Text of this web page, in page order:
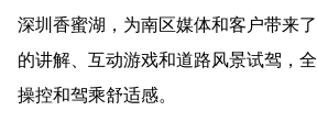
深圳香蜜湖，为南区媒体和客户带来
的讲解、互动游戏和道路风景试驾，
操控和驾乘舒适感。